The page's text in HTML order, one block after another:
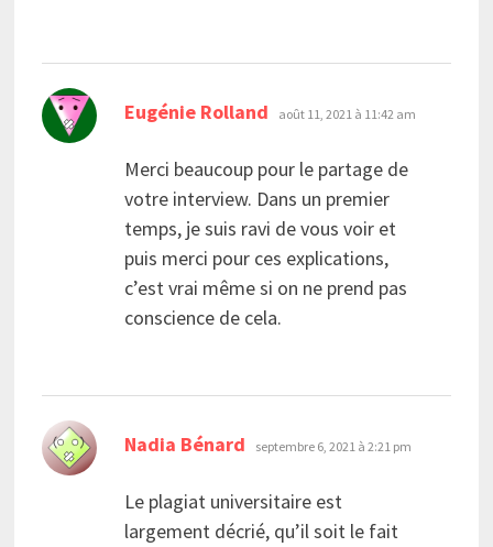
Eugénie Rolland dit :
août 11, 2021 à 11:42 am
Merci beaucoup pour le partage de
votre interview. Dans un premier
temps, je suis ravi de vous voir et
puis merci pour ces explications,
c’est vrai même si on ne prend pas
conscience de cela.
Nadia Bénard dit :
septembre 6, 2021 à 2:21 pm
Le plagiat universitaire est
largement décrié, qu’il soit le fait